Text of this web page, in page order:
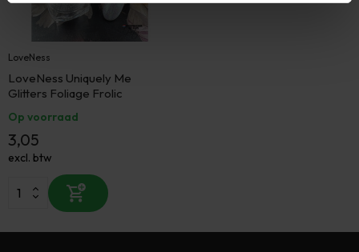
LoveNess
LoveNess Uniquely Me
Glitters Foliage Frolic
Op voorraad
3,05
excl. btw